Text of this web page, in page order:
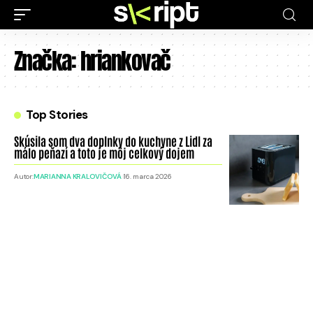
Značka:hriankovač
Top Stories
Skúsila som dva doplnky do kuchyne z Lidl za
málo peňazí a toto je môj celkový dojem
Autor:MARIANNA KRALOVIČOVÁ 16. marca 2026